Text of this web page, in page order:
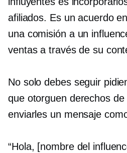
afiliados. Es un acuerdo
una comisión a un
ventas a través de su
No solo debes seguir
que otorguen derechos
enviarles un mensaje
“Hola, [nombre del